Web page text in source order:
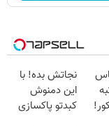
نجاتش بده! با
این دمنوش
کبدتو پاکسازی